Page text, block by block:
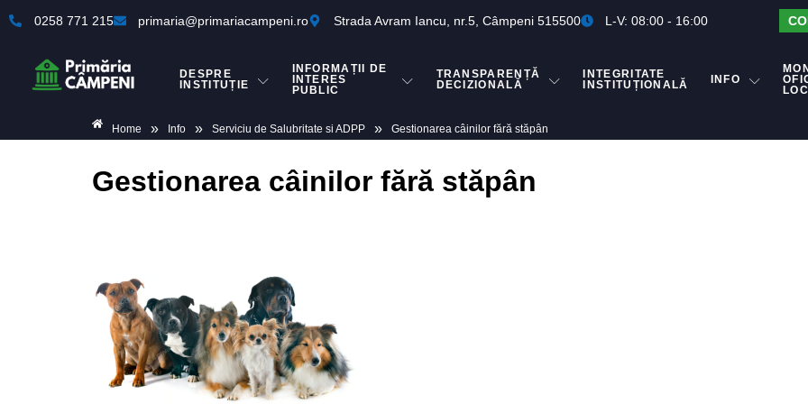
0258 771 215 primaria@primariacampeni.ro Strada Avram Iancu, nr.5, Câmpeni 515500 L-V: 08:00 - 16:00
DESPRE
INSTITUȚIE
INFORMAȚII DE
INTERES
PUBLIC
TRANSPARENȚĂ
DECIZIONALĂ
INTEGRITATE
INSTITUȚIONALĂ
INFO
Home » Info » Serviciu de Salubritate si ADPP » Gestionarea câinilor fără stăpân
Gestionarea câinilor fără stăpân